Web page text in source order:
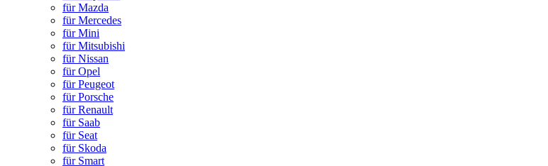
für Mazda
für Mercedes
für Mini
für Mitsubishi
für Nissan
für Opel
für Peugeot
für Porsche
für Renault
für Saab
für Seat
für Skoda
für Smart